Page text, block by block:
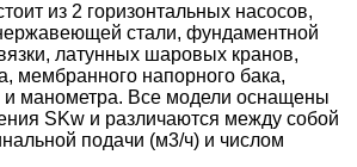
из 2 горизонтальных насосов,
стали, фундаментной
латунных шаровых кранов,
мембранного напорного бака,
и манометра. Все модели оснащены
SKw и различаются между собой
подачи (м3/ч) и числом